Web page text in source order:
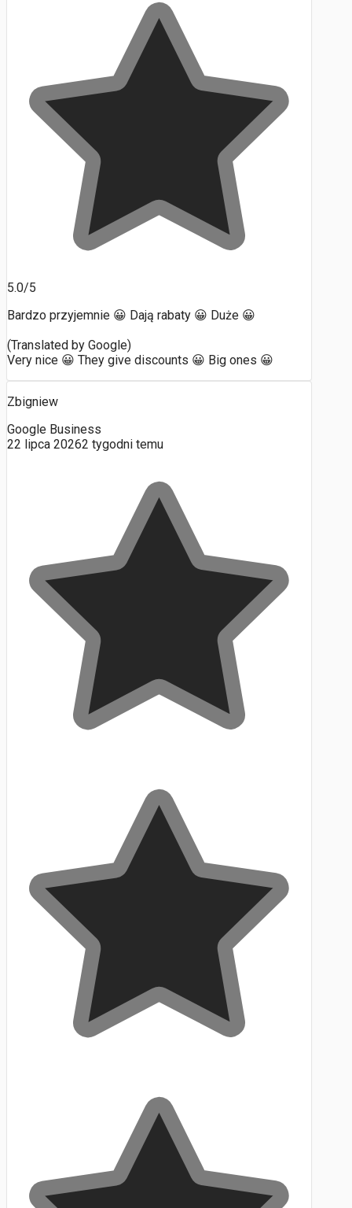
5.0/5
Bardzo przyjemnie 😀 Dają rabaty 😀 Duże 😀
(Translated by Google)
Very nice 😀 They give discounts 😀 Big ones 😀
Zbigniew
Google Business
22 lipca 20262 tygodni temu